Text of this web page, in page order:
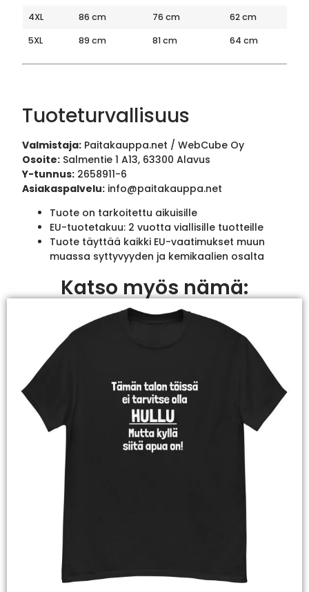
4XL
86 cm 76 cm
62 cm
5XL
89 cm 81 cm 64 cm
Tuoteturvallisuus
Valmistaja: Paitakauppa.net / WebCube Oy
Osoite: Salmentie 1 A13, 63300 Alavus
Y-tunnus: 2658911-6
Asiakaspalvelu: info@paitakauppa.net
Tuote on tarkoitettu aikuisille
EU-tuotetakuu: 2 vuotta viallisille tuotteille
Tuote täyttää kaikki EU-vaatimukset muun
muassa syttyvyyden ja kemikaalien osalta
Katso myös nämä: